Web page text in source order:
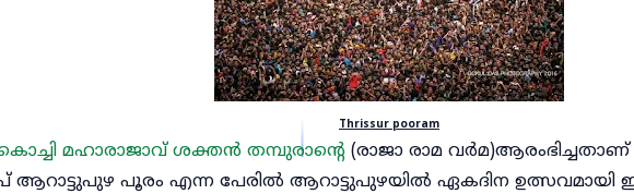
Thrissur pooram
മഹാരാജാവ് ശക്തൻ തമ്പുരാന്റെ (രാജാ രാമ
പൂരം എന്ന പേരിൽ ആറാട്ടുപുഴയിൽ ഏകദിന ഉത്സവമായി